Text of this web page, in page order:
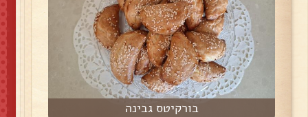
בורקיטס גבינה